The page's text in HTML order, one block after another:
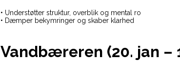
• Understøtter struktur, overblik og mental ro
• Dæmper bekymringer og skaber klarhed
Vandbæreren (20. jan –